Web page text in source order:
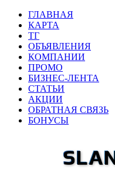
ГЛАВНАЯ
КАРТА
ТГ
ОБЪЯВЛЕНИЯ
КОМПАНИИ
ПРОМО
БИЗНЕС-ЛЕНТА
СТАТЬИ
АКЦИИ
ОБРАТНАЯ СВЯЗЬ
БОНУСЫ